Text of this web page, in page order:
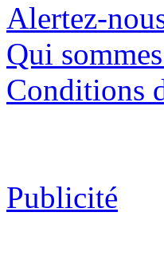
Alertez-
Qui
Conditions
Publicité